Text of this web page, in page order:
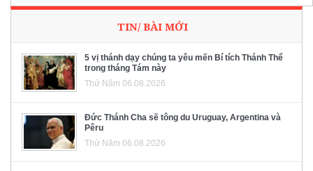
TIN/ BÀI MỚI
5 vị thánh dạy chúng ta yêu mến Bí tích Thánh Thể
trong tháng Tám này
Thứ Năm 06.08.2026
Đức Thánh Cha sẽ tông du Uruguay, Argentina và
Pêru
Thứ Năm 06.08.2026